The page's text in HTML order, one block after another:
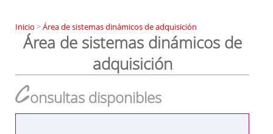
Inicio >Área de sistemas dinámicos de adquisición
Área de sistemas dinámicos de
adquisición
Consultas disponibles